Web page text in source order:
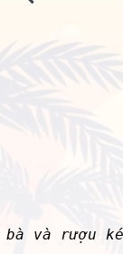
bà và rượu